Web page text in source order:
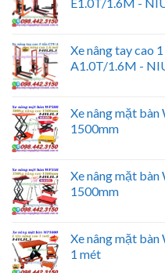
Xe nâng tay cao
A1.0T/1.6M -
Xe nâng mặt
1500mm
Xe nâng mặt
1500mm
Xe nâng mặt
1 mét